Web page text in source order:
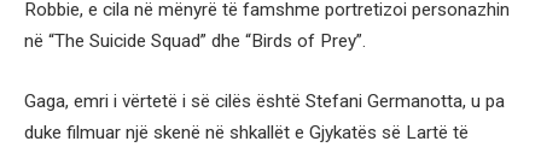
Robbie, e cila në mënyrë të famshme portretizoi personazhin
në “The Suicide Squad” dhe “Birds of Prey”.
Gaga, emri i vërtetë i së cilës është Stefani Germanotta, u pa
duke filmuar një skenë në shkallët e Gjykatës së Lartë të